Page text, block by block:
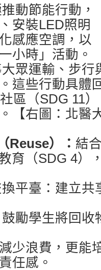
動節能行動，
安裝LED照明
感應空調，以
小時」活動。
眾運輸、步行
這些行動具體
區（SDG 11
【右圖：北醫
Reuse）： 結
育（SDG 4）
平臺：建立共
勵學生將回收
少浪費，更能
任感。